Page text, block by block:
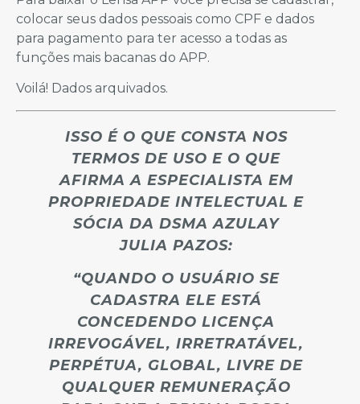
colocar seus dados pessoais como CPF e dados
para pagamento para ter acesso a todas as
funções mais bacanas do APP.
Voilá! Dados arquivados.
ISSO É O QUE CONSTA NOS
TERMOS DE USO E O QUE
AFIRMA A ESPECIALISTA EM
PROPRIEDADE INTELECTUAL E
SÓCIA DA DSMA AZULAY
JULIA PAZOS:
“QUANDO O USUÁRIO SE
CADASTRA ELE ESTÁ
CONCEDENDO LICENÇA
IRREVOGÁVEL, IRRETRATÁVEL,
PERPÉTUA, GLOBAL, LIVRE DE
QUALQUER REMUNERAÇÃO